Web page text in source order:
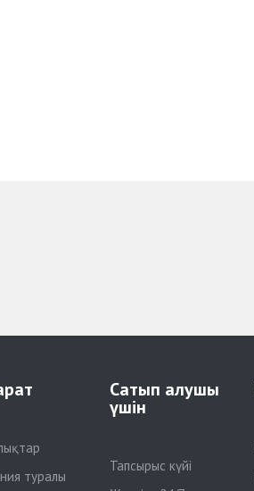
туралы
Сатып алушы
үшін
Тапсырыс күйі